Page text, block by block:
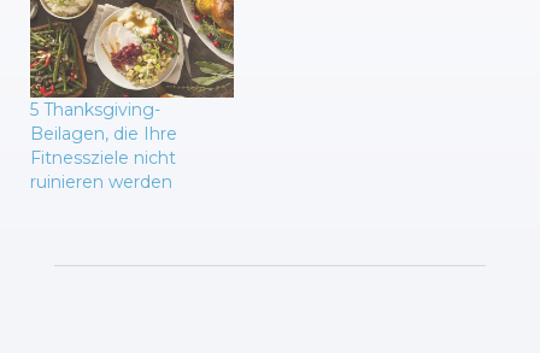
5 Thanksgiving-
Beilagen, die Ihre
Fitnessziele nicht
ruinieren werden